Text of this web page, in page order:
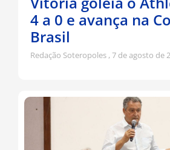
4 a 0 e avança na
Brasil
Redação Soteropoles 7 de agosto de